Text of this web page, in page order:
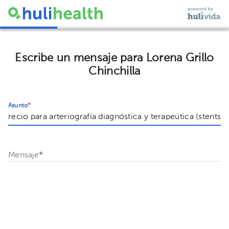
Escribe un mensaje para Lorena Grillo
Chinchilla
Asunto*
Mensaje*